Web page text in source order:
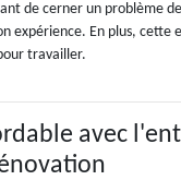
de cerner un problème
expérience. En plus, cette
travailler.
avec